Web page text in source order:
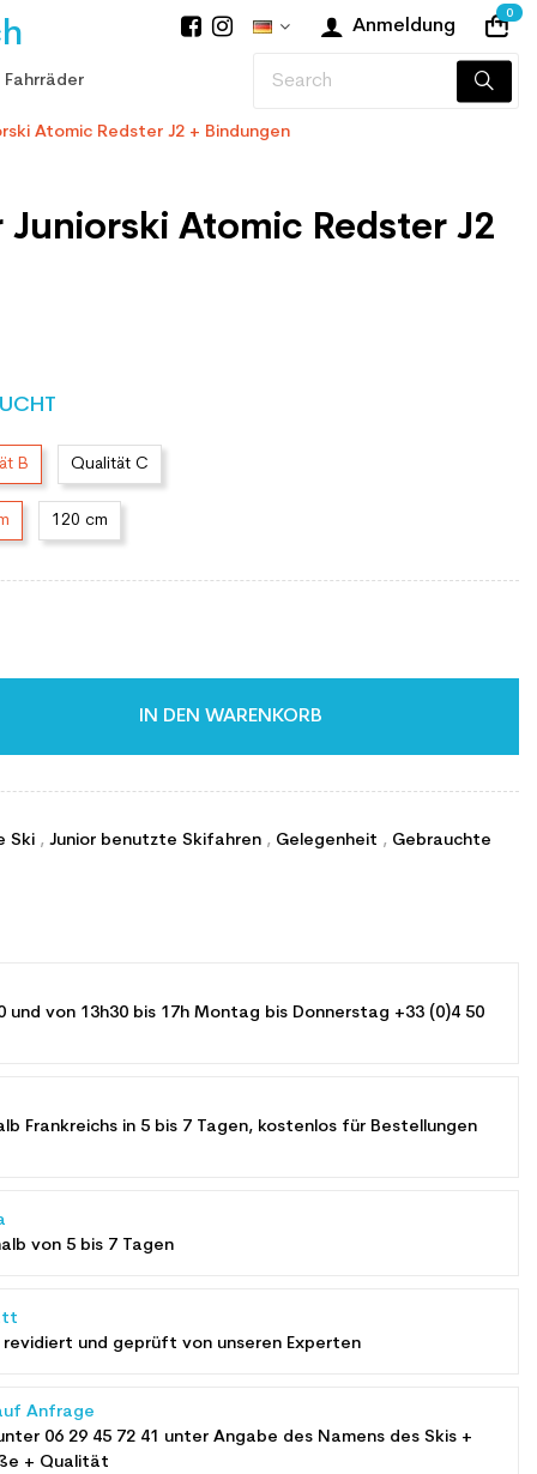
Anmeldung
0
Atomic Redster J2 + Bindungen
Atomic Redster J2
B Qualität C
120 cm
IN DEN WARENKORB
Ski , Junior benutzte Skifahren , Gelegenheit , Gebrauchte
und von 13h30 bis 17h Montag bis Donnerstag +33 (0)4 50
Frankreichs in 5 bis 7 Tagen, kostenlos für Bestellungen
von 5 bis 7 Tagen
revidiert und geprüft von unseren Experten
Anfrage
06 29 45 72 41 unter Angabe des Namens des Skis +
+ Qualität